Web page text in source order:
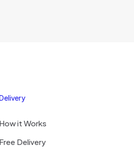
How it Works
Free Delivery